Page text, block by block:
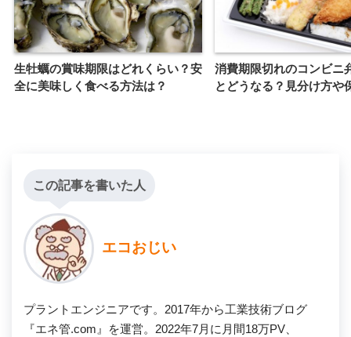
生牡蠣の賞味期限はどれくらい？安
全に美味しく食べる方法は？
消費期限切れのコンビニ
とどうなる？見分け方や
この記事を書いた人
エコおじい
プラントエンジニアです。2017年から工業技術ブログ
『エネ管.com』を運営。2022年7月に月間18万PV、